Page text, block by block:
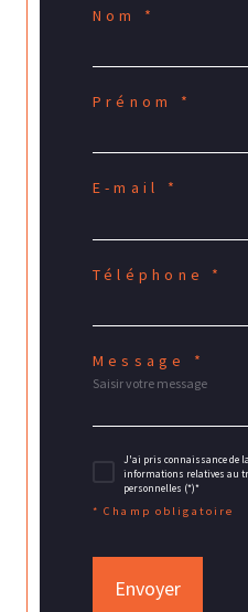
Nom *
Prénom *
E-mail *
Téléphone *
Message *
J'ai pris connaissance de
informations relatives au
personnelles (*)*
* Champ obligatoire
Envoyer